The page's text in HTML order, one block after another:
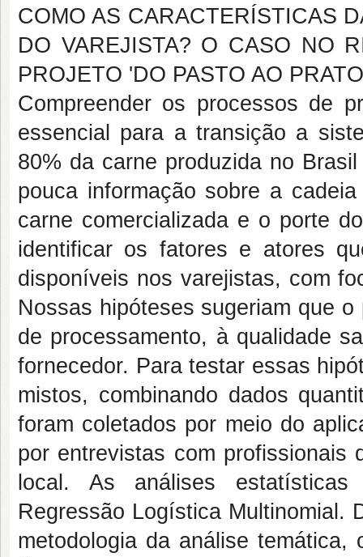
COMO AS CARACTERÍSTICAS
DO VAREJISTA? O CASO NO
PROJETO 'DO PASTO AO
Compreender os processos de
essencial para a transição a
80% da carne produzida no
pouca informação sobre a
carne comercializada e o porte
identificar os fatores e atores
disponíveis nos varejistas, com
Nossas hipóteses sugeriam que
de processamento, à qualidade
fornecedor. Para testar essas
mistos, combinando dados
foram coletados por meio do
por entrevistas com profissionais
local. As análises
Regressão Logística Multinomial.
metodologia da análise temática,